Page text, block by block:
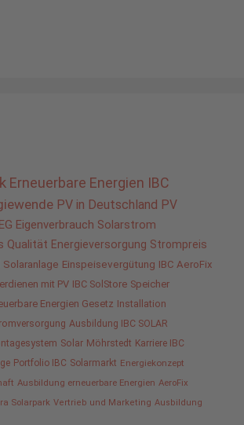
Erneuerbare Energien IBC
PV in Deutschland PV
Eigenverbrauch Solarstrom
Qualität Energieversorgung Strompreis
Solaranlage Einspeisevergütung IBC AeroFix
mit PV IBC SolStore Speicher
Energien Gesetz Installation
Ausbildung IBC SOLAR
Solar Möhrstedt Karriere IBC
Portfolio IBC Solarmarkt Energiekonzept
Ausbildung erneuerbare Energien AeroFix
Solarpark Vertrieb und Marketing Ausbildung